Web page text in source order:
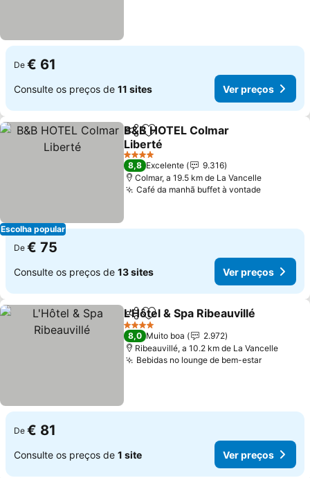
De € 61
Consulte os preços de 11 sites Ver preços
Escolha popular
PartilharAdicionar aos favoritos
B&B HOTEL Colmar
Liberté
4 Estrelas
8,8 Excelente
9.316
Colmar, a 19.5 km de La Vancelle
Café da manhã buffet à vontade
De € 75
Consulte os preços de 13 sites Ver preços
PartilharAdicionar aos favoritos
L'Hôtel & Spa Ribeauvillé
4 Estrelas
8,0 Muito boa
2.972
Ribeauvillé, a 10.2 km de La Vancelle
Bebidas no lounge de bem-estar
De € 81
Consulte os preços de 1 site Ver preços